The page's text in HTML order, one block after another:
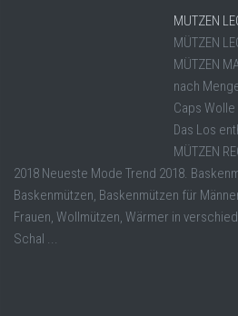
MUTZEN
MÜTZEN
MÜTZEN
nach
Caps
Das Los
MÜTZEN
2018 Neueste Mode Trend 2018.
Baskenmützen, Baskenmützen für
Frauen, Wollmützen, Wärmer in
Schal ...